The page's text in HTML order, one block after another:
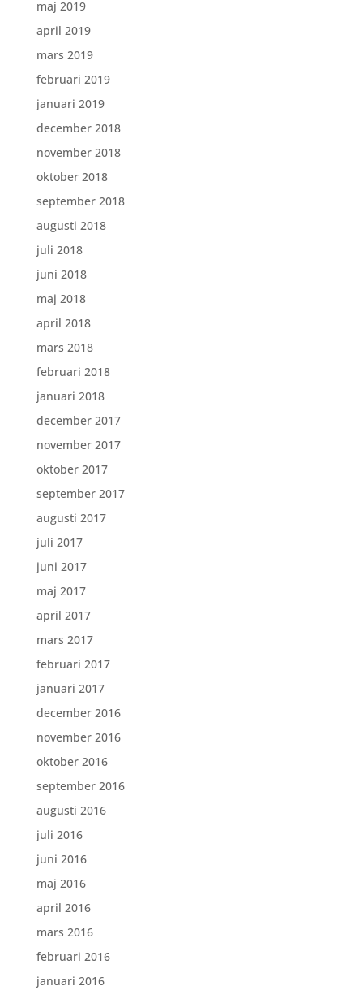
maj 2019
april 2019
mars 2019
februari 2019
januari 2019
december 2018
november 2018
oktober 2018
september 2018
augusti 2018
juli 2018
juni 2018
maj 2018
april 2018
mars 2018
februari 2018
januari 2018
december 2017
november 2017
oktober 2017
september 2017
augusti 2017
juli 2017
juni 2017
maj 2017
april 2017
mars 2017
februari 2017
januari 2017
december 2016
november 2016
oktober 2016
september 2016
augusti 2016
juli 2016
juni 2016
maj 2016
april 2016
mars 2016
februari 2016
januari 2016